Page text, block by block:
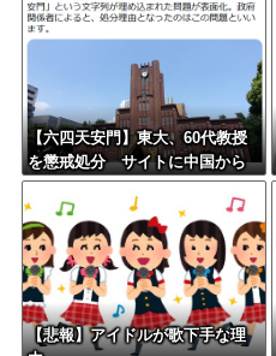
掘り返される
【六四天安門】東大、60代教授
を懲戒処分 サイトに中国から
閲覧しにくい細工
【悲報】アイドルが歌下手な理